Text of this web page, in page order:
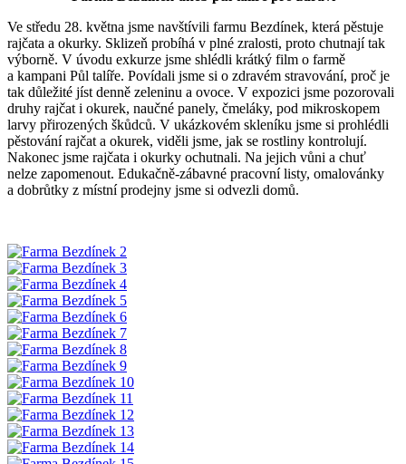
Ve středu 28. května jsme navštívili farmu Bezdínek, která pěstuje
rajčata a okurky. Sklizeň probíhá v plné zralosti, proto chutnají tak
výborně. V úvodu exkurze jsme shlédli krátký film o farmě
a kampani Půl talíře. Povídali jsme si o zdravém stravování, proč je
tak důležité jíst denně zeleninu a ovoce. V expozici jsme pozorovali
druhy rajčat i okurek, naučné panely, čmeláky, pod mikroskopem
larvy přirozených škůdců. V ukázkovém skleníku jsme si prohlédli
pěstování rajčat a okurek, viděli jsme, jak se rostliny kontrolují.
Nakonec jsme rajčata i okurky ochutnali. Na jejich vůni a chuť
nelze zapomenout. Edukačně-zábavné pracovní listy, omalovánky
a dobrůtky z místní prodejny jsme si odvezli domů.